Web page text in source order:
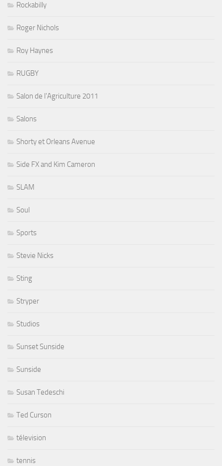
Rockabilly
Roger Nichols
Roy Haynes
RUGBY
Salon de l'Agriculture 2011
Salons
Shorty et Orleans Avenue
Side FX and Kim Cameron
SLAM
Soul
Sports
Stevie Nicks
Sting
Stryper
Studios
Sunset Sunside
Sunside
Susan Tedeschi
Ted Curson
télevision
tennis